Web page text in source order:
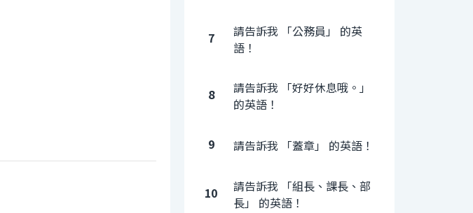
7
請告訴我 「公務員」 的英
語！
8
請告訴我 「好好休息哦。」
的英語！
9 請告訴我 「蓋章」 的英語！
10
請告訴我 「組長、課長、部
長」 的英語！